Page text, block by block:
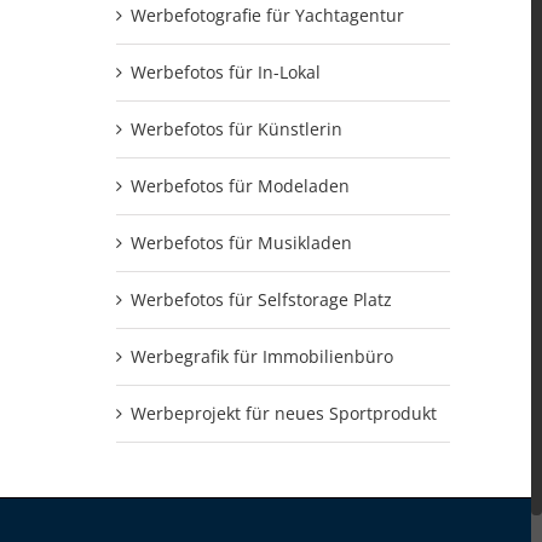
Werbefotografie für Yachtagentur
Werbefotos für In-Lokal
Werbefotos für Künstlerin
Werbefotos für Modeladen
Werbefotos für Musikladen
Werbefotos für Selfstorage Platz
Werbegrafik für Immobilienbüro
Werbeprojekt für neues Sportprodukt